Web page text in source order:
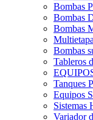
Bombas
Bombas
Bombas
Bombas
Tableros
Tanques
Equipos
Sistemas
Variador